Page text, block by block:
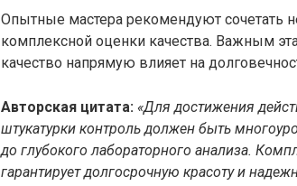
Опытные мастера рекомендуют сочетать
комплексной оценки качества. Важным
качество напрямую влияет на
Авторская цитата: «Для достижения
штукатурки контроль должен быть
до глубокого лабораторного анализа.
гарантирует долгосрочную красоту и